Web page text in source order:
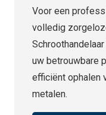
Voor een
volledig
uw betrouwbare
efficiënt ophalen
metalen.